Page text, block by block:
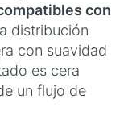
con
distribución
con suavidad
es cera
un flujo de